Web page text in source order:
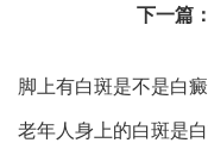
下一篇：
脚上有白斑是不是白
老年人身上的白斑是